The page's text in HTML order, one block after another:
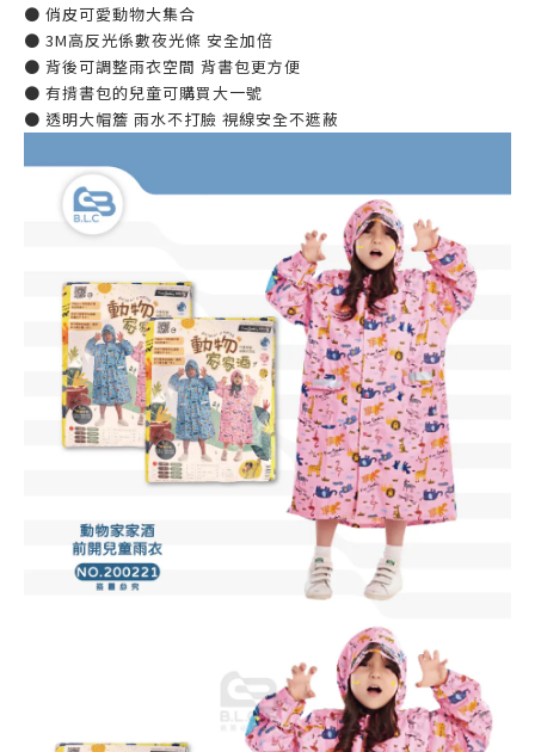
● 俏皮可愛動物大集合
● 3M高反光係數夜光條 安全加倍
● 背後可調整雨衣空間 背書包更方便
● 有揹書包的兒童可購買大一號
● 透明大帽簷 雨水不打臉 視線安全不遮蔽